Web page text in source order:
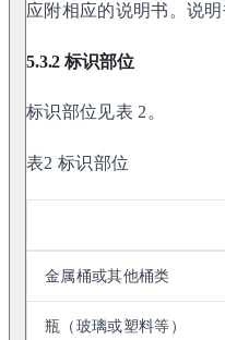
应附相应的说明书。说明
5.3.2 标识部位
标识部位见表 2。
表2 标识部位
金属桶或其他桶类
瓶（玻璃或塑料等）